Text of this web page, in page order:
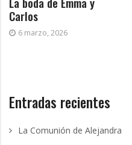
Carlos
6 marzo, 2026
Entradas recientes
La Comunión de Alejandra